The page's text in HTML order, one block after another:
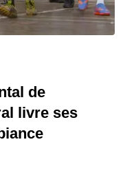
de
livre ses